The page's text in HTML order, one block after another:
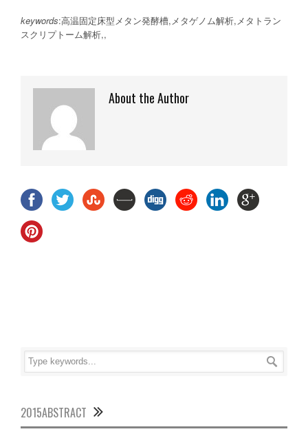
keywords:高温固定床型メタン発酵槽,メタゲノム解析,メタトラン
スクリプトーム解析,,
About the Author
2015ABSTRACT